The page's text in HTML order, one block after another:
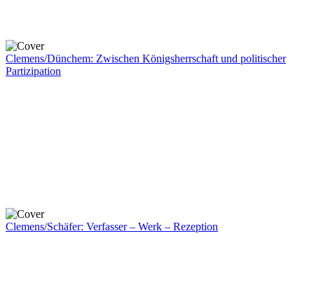
Clemens/Dünchem: Zwischen Königsherrschaft und politischer
Partizipation
Clemens/Schäfer: Verfasser – Werk – Rezeption